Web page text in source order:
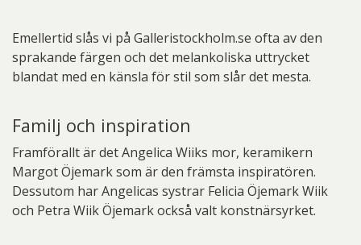
Emellertid slås vi på Galleristockholm.se ofta av den
sprakande färgen och det melankoliska uttrycket
blandat med en känsla för stil som slår det mesta.
Familj och inspiration
Framförallt är det Angelica Wiiks mor, keramikern
Margot Öjemark som är den främsta inspiratören.
Dessutom har Angelicas systrar Felicia Öjemark Wiik
och Petra Wiik Öjemark också valt konstnärsyrket.